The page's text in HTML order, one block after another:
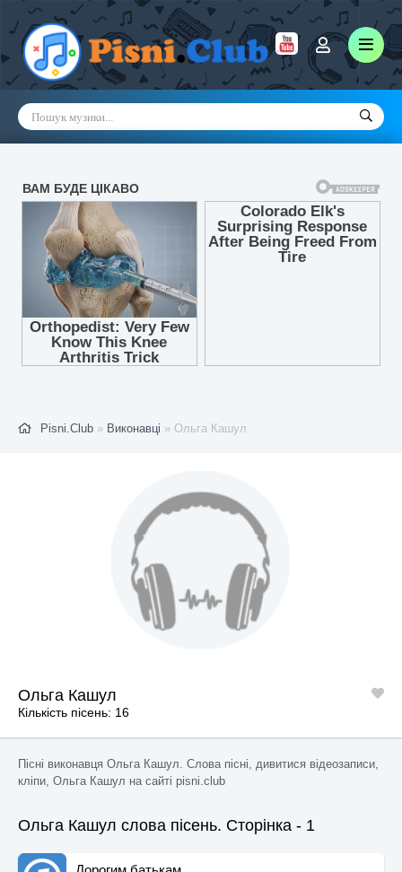
Pisni.Club » Виконавці » Ольга Кашул
Ольга Кашул
Кількість пісень: 16
Пісні виконавця Ольга Кашул. Слова пісні, дивитися відеозаписи,
кліпи, Ольга Кашул на сайті pisni.club
Ольга Кашул слова пісень. Сторінка - 1